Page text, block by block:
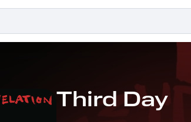
Third Day